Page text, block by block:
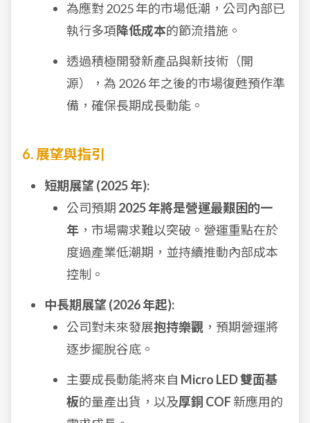
為應對 2025 年的市場低潮，公司內部已
執行多項降低成本的節流措施。
透過積極開發新產品與新技術（開
源），為 2026 年之後的市場復甦預作準
備，確保長期成長動能。
6. 展望與指引
短期展望 (2025 年):
公司預期 2025 年將是營運最艱困的一
年 ，市場需求難以突破。營運重點在於
度過產業低潮期，並持續推動內部成本
控制。
中長期展望 (2026 年起):
公司對未來發展抱持樂觀 ，預期營運將
逐步擺脫谷底。
主要成長動能將來自 Micro LED 雙面基
板的量產出貨，以及厚銅 COF新應用的